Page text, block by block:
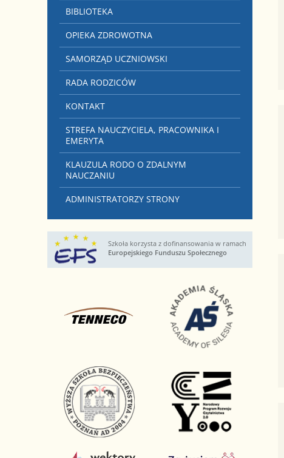
BIBLIOTEKA
OPIEKA ZDROWOTNA
SAMORZĄD UCZNIOWSKI
RADA RODZICÓW
KONTAKT
STREFA NAUCZYCIELA, PRACOWNIKA I
EMERYTA
KLAUZULA RODO O ZDALNYM
NAUCZANIU
ADMINISTRATORZY STRONY
Szkoła korzysta z dofinansowania w ramach
Europejskiego Funduszu Społecznego